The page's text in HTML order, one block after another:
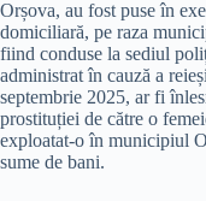
Orșova, au fost puse în
domiciliară, pe raza
fiind conduse la sediul
administrat în cauză a
septembrie 2025, ar fi
prostituției de către o
exploatat-o în municipiul
sume de bani.